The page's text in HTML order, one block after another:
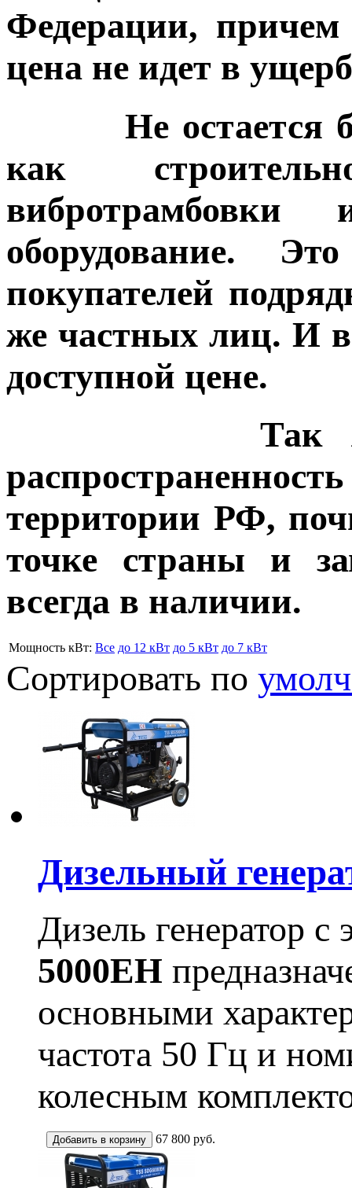
Федерации, причем
цена не идет в
Не остается без
как
оборудование.
покупателей
же частных лиц. И
доступной цене.
Так же
территории РФ,
точке страны и
всегда в наличии.
Мощность кВт: Все до 12 кВт до 5 кВт до 7 кВт
Сортировать по
Дизельный
Дизель генератор с
5000EH
основными
частота 50 Гц и
колесным
67 800 руб.